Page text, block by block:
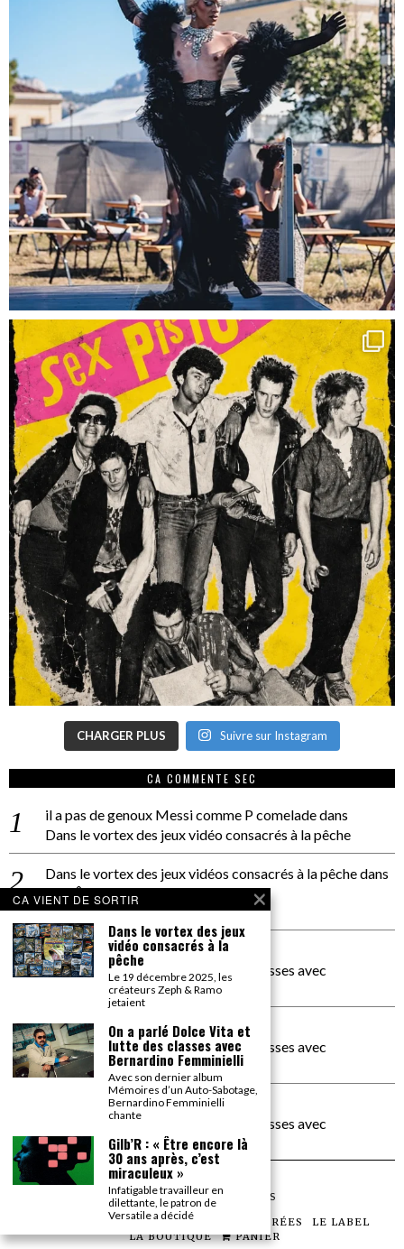
CHARGER PLUS Suivre sur Instagram
CA COMMENTE SEC
il a pas de genoux Messi comme P comeladedans
Dans le vortex des jeux vidéo consacrés à la pêche
Dans le vortex des jeux vidéos consacrés à la pêchedans
PACÔME THIELLEMENT
La séance d’Hip Gnose
La Patrie
dans
On a parlé Dolce Vita et lutte des classes avec
Bernardino Femminielli
carte noire negra à l'o tiededans
On a parlé Dolce Vita et lutte des classes avec
Bernardino Femminielli
moise et son mascarédans
On a parlé Dolce Vita et lutte des classes avec
Bernardino Femminielli
©2026TOUS DROITS RÉSERVÉS
LES ARTICLES LE MAGAZINE LES SOIRÉES
LE LABEL
LA BOUTIQUE
PANIER
CA VIENT DE SORTIR
Dans le vortex des jeux
vidéo consacrés à la
pêche
Le 19 décembre 2025, les
créateurs Zeph & Ramo
jetaient
On a parlé Dolce Vita et
lutte des classes avec
Bernardino Femminielli
Avec son dernier album
Mémoires d’un Auto-Sabotage,
Bernardino Femminielli
chante
Gilb’R : « Être encore là
30 ans après, c’est
miraculeux »
Infatigable travailleur en
dilettante, le patron de
Versatile a décidé